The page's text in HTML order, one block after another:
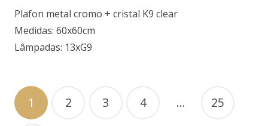
Plafon metal cromo + cristal K9 clear
Medidas: 60x60cm
Lâmpadas: 13xG9
1 2 3 4 … 25